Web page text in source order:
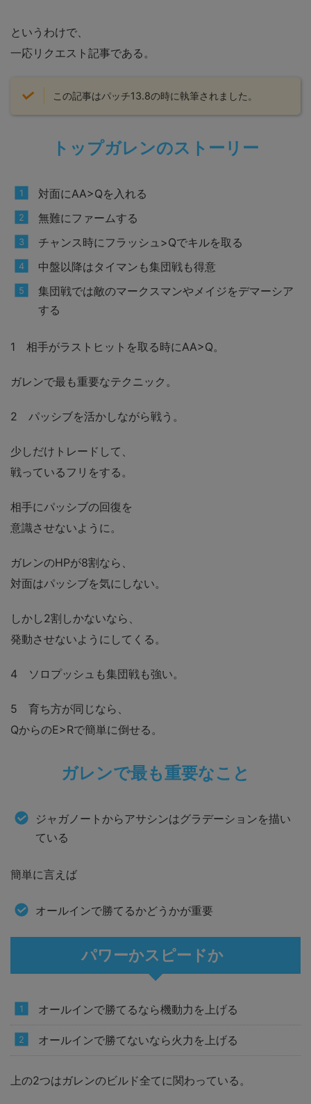
というわけで、
一応リクエスト記事である。
この記事はパッチ13.8の時に執筆されました。
トップガレンのストーリー
対面にAA>Qを入れる
無難にファームする
チャンス時にフラッシュ>Qでキルを取る
中盤以降はタイマンも集団戦も得意
集団戦では敵のマークスマンやメイジをデマーシア
する
1 相手がラストヒットを取る時にAA>Q。
ガレンで最も重要なテクニック。
2 パッシブを活かしながら戦う。
少しだけトレードして、
戦っているフリをする。
相手にパッシブの回復を
意識させないように。
ガレンのHPが8割なら、
対面はパッシブを気にしない。
しかし2割しかないなら、
発動させないようにしてくる。
4 ソロプッシュも集団戦も強い。
5 育ち方が同じなら、
QからのE>Rで簡単に倒せる。
ガレンで最も重要なこと
ジャガノートからアサシンはグラデーションを描い
ている
簡単に言えば
オールインで勝てるかどうかが重要
パワーかスピードか
オールインで勝てるなら機動力を上げる
オールインで勝てないなら火力を上げる
上の2つはガレンのビルド全てに関わっている。